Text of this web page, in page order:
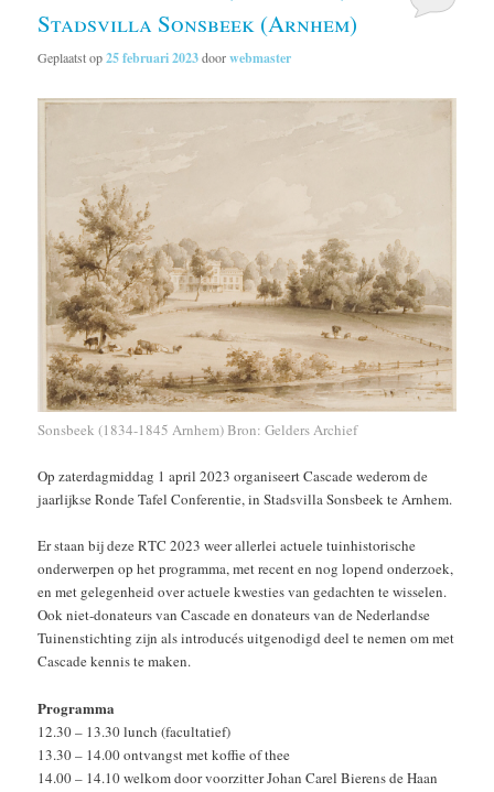
Stadsvilla Sonsbeek (Arnhem)
Geplaatst op25 februari 2023doorwebmaster
Sonsbeek (1834-1845 Arnhem) Bron: Gelders Archief
Op zaterdagmiddag 1 april 2023 organiseert Cascade wederom de
jaarlijkse Ronde Tafel Conferentie, in Stadsvilla Sonsbeek te Arnhem.
Er staan bij deze RTC 2023 weer allerlei actuele tuinhistorische
onderwerpen op het programma, met recent en nog lopend onderzoek,
en met gelegenheid over actuele kwesties van gedachten te wisselen.
Ook niet-donateurs van Cascade en donateurs van de Nederlandse
Tuinenstichting zijn als introducés uitgenodigd deel te nemen om met
Cascade kennis te maken.
Programma
12.30 – 13.30 lunch (facultatief)
13.30 – 14.00 ontvangst met koffie of thee
14.00 – 14.10 welkom door voorzitter Johan Carel Bierens de Haan